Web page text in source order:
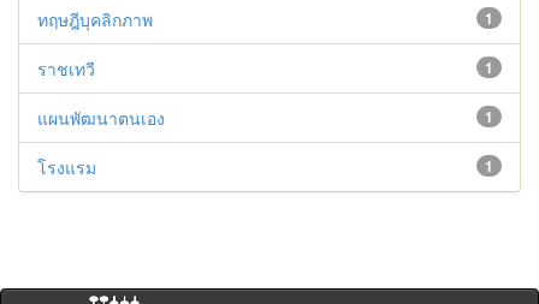
1
ทฤษฎีบุคลิกภาพ
1
ราชเทวี
1
แผนพัฒนาตนเอง
1
โรงแรม